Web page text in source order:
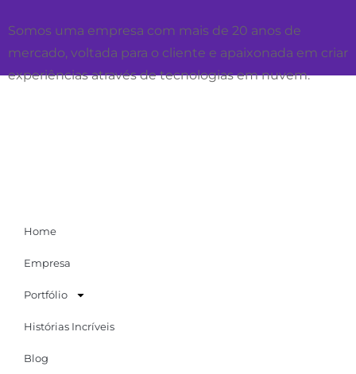
Somos uma empresa com mais de 20 anos de
mercado, voltada para o cliente e apaixonada em criar
experiências através de tecnologias em nuvem.
Home
Empresa
Portfólio
Histórias Incríveis
Blog